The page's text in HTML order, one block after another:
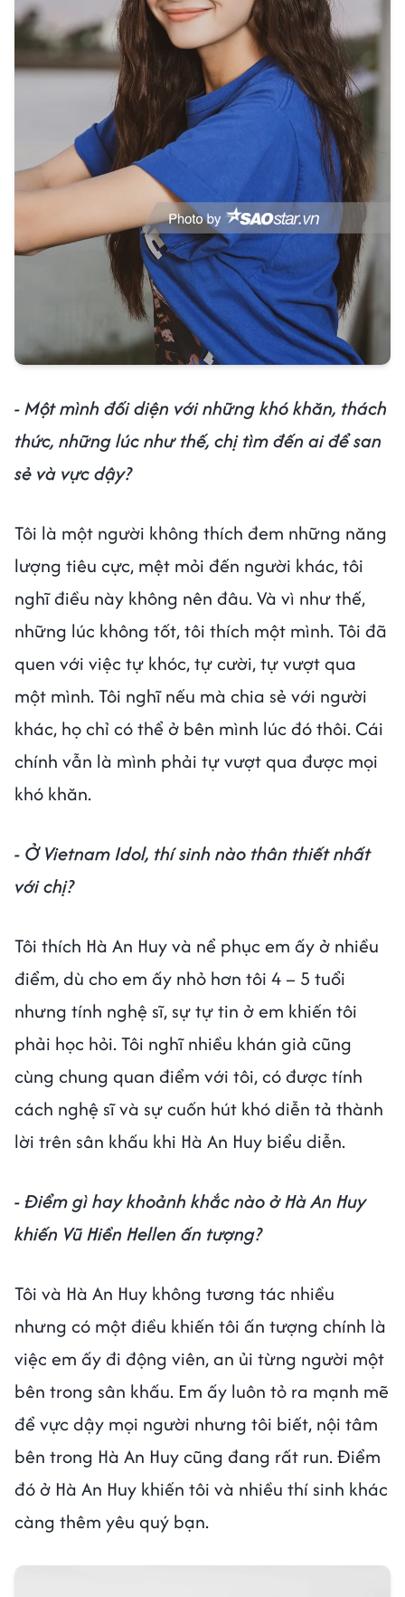
- Một mình đối diện với những khó khăn, thách
thức, những lúc như thế, chị tìm đến ai để san
sẻ và vực dậy?
Tôi là một người không thích đem những năng
lượng tiêu cực, mệt mỏi đến người khác, tôi
nghĩ điều này không nên đâu. Và vì như thế,
những lúc không tốt, tôi thích một mình. Tôi đã
quen với việc tự khóc, tự cười, tự vượt qua
một mình. Tôi nghĩ nếu mà chia sẻ với người
khác, họ chỉ có thể ở bên mình lúc đó thôi. Cái
chính vẫn là mình phải tự vượt qua được mọi
khó khăn.
- Ở Vietnam Idol, thí sinh nào thân thiết nhất
với chị?
Tôi thích Hà An Huy và nể phục em ấy ở nhiều
điểm, dù cho em ấy nhỏ hơn tôi 4 – 5 tuổi
nhưng tính nghệ sĩ, sự tự tin ở em khiến tôi
phải học hỏi. Tôi nghĩ nhiều khán giả cũng
cùng chung quan điểm với tôi, có được tính
cách nghệ sĩ và sự cuốn hút khó diễn tả thành
lời trên sân khấu khi Hà An Huy biểu diễn.
- Điểm gì hay khoảnh khắc nào ở Hà An Huy
khiến Vũ Hiền Hellen ấn tượng?
Tôi và Hà An Huy không tương tác nhiều
nhưng có một điều khiến tôi ấn tượng chính là
việc em ấy đi động viên, an ủi từng người một
bên trong sân khấu. Em ấy luôn tỏ ra mạnh mẽ
để vực dậy mọi người nhưng tôi biết, nội tâm
bên trong Hà An Huy cũng đang rất run. Điểm
đó ở Hà An Huy khiến tôi và nhiều thí sinh khác
càng thêm yêu quý bạn.